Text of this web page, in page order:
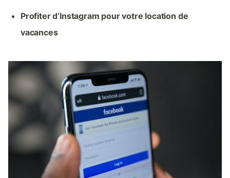
Profiter d’Instagram pour votre location de
vacances